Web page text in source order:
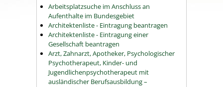
Arbeitsplatzsuche im Anschluss an
Aufenthalte im Bundesgebiet
Architektenliste - Eintragung beantragen
Architektenliste - Eintragung einer
Gesellschaft beantragen
Arzt, Zahnarzt, Apotheker, Psychologischer
Psychotherapeut, Kinder- und
Jugendlichenpsychotherapeut mit
ausländischer Berufsausbildung –